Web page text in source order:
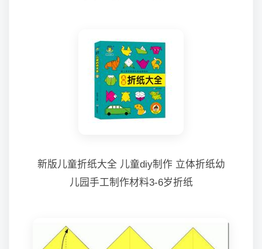
新版儿童折纸大全 儿童diy制作 立体折纸幼
儿园手工制作材料3-6岁折纸